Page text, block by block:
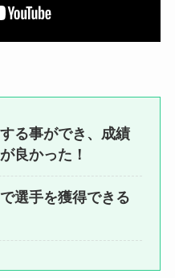
る事ができ、成績
良かった！
選手を獲得できる